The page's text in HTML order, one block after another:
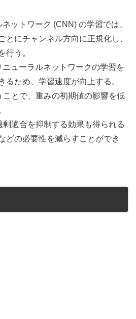
ットワーク (CNN) の学習では、
とにチャンネル方向に正規化し、
行う。
ューラルネットワークの学習を
るため、学習速度が向上する。
ことで、重みの初期値の影響を低
適合を抑制する効果も得られる
どの必要性を減らすことができ